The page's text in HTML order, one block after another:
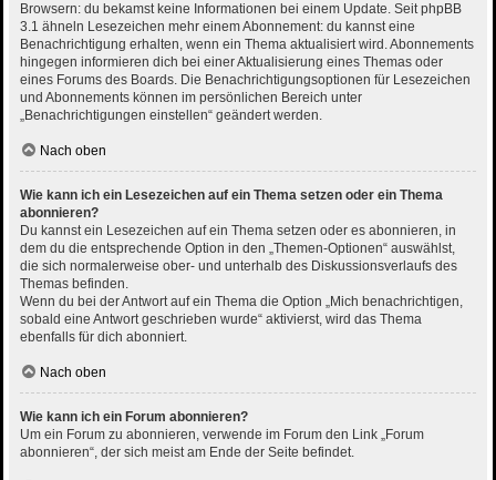
Browsern: du bekamst keine Informationen bei einem Update. Seit phpBB
3.1 ähneln Lesezeichen mehr einem Abonnement: du kannst eine
Benachrichtigung erhalten, wenn ein Thema aktualisiert wird. Abonnements
hingegen informieren dich bei einer Aktualisierung eines Themas oder
eines Forums des Boards. Die Benachrichtigungsoptionen für Lesezeichen
und Abonnements können im persönlichen Bereich unter
„Benachrichtigungen einstellen“ geändert werden.
Nach oben
Wie kann ich ein Lesezeichen auf ein Thema setzen oder ein Thema
abonnieren?
Du kannst ein Lesezeichen auf ein Thema setzen oder es abonnieren, in
dem du die entsprechende Option in den „Themen-Optionen“ auswählst,
die sich normalerweise ober- und unterhalb des Diskussionsverlaufs des
Themas befinden.
Wenn du bei der Antwort auf ein Thema die Option „Mich benachrichtigen,
sobald eine Antwort geschrieben wurde“ aktivierst, wird das Thema
ebenfalls für dich abonniert.
Nach oben
Wie kann ich ein Forum abonnieren?
Um ein Forum zu abonnieren, verwende im Forum den Link „Forum
abonnieren“, der sich meist am Ende der Seite befindet.